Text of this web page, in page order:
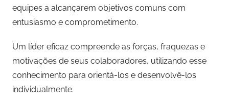
equipes a alcançarem objetivos comuns com
entusiasmo e comprometimento.
Um líder eficaz compreende as forças, fraquezas e
motivações de seus colaboradores, utilizando esse
conhecimento para orientá-los e desenvolvê-los
individualmente.